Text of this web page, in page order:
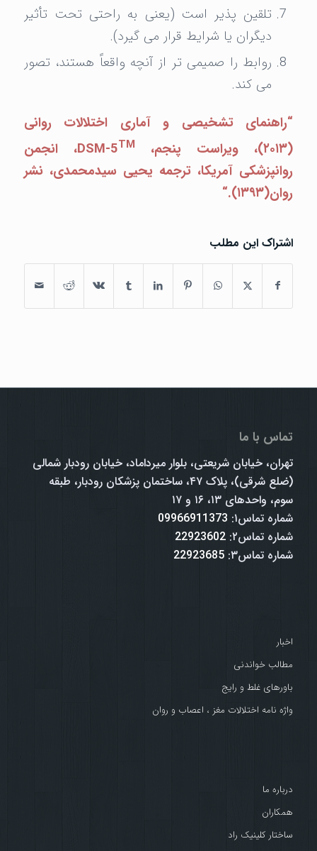
تلقین پذیر است (یعنی به راحتی تحت تأثیر
دیگران یا شرایط قرار می گیرد).
روابط را صمیمی تر از آنچه واقعاً هستند، تصور
می کند.
“راهنمای تشخیصی و آماری اختلالات روانی
(۲۰۱۳)، ویراست پنجم،
DSM-5TM
، انجمن
روانپزشکی آمریکا، ترجمه یحیی سیدمحمدی، نشر
روان(۱۳۹۳).
“
اشتراک این مطلب
تماس با ما
تهران، خیابان شریعتی، بلوار میرداماد، خیابان رودبار شمالی
(ضلع شرقی)، پلاک ۴۷، ساختمان پزشکان رودبار، طبقه
سوم، واحدهای ۱۳، ۱۶ و ۱۷
شماره تماس۱:
09966911373
شماره تماس۲:
22923602
شماره تماس۳:
22923685
اخبار
مطالب خواندنی
باورهای غلط و رایج
واژه نامه اختلالات مغز ، اعصاب و روان
درباره ما
همکاران
ساختار کلینیک راد